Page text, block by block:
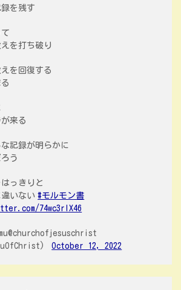
を残す
を打ち破り
を回復する
来る
記録が明らかに
う
っきりと
いない #モルモン書
74wc3rlX46
October 12, 2022